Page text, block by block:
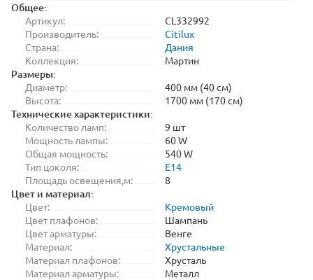
Общее:
Артикул:
CL332992
Производитель:
Citilux
Страна:
Дания
Коллекция:
Мартин
Размеры:
Диаметр:
400 мм (40 см)
Высота:
1700 мм (170 см)
Технические характеристики:
Количество ламп:
9 шт
Мощность лампы:
60 W
Общая мощность:
540 W
Тип цоколя:
E14
Площадь освещения,м:
8
Цвет и материал:
Цвет:
Кремовый
Цвет плафонов:
Шампань
Цвет арматуры:
Венге
Материал:
Хрустальные
Материал плафонов:
Хрусталь
Материал арматуры:
Металл